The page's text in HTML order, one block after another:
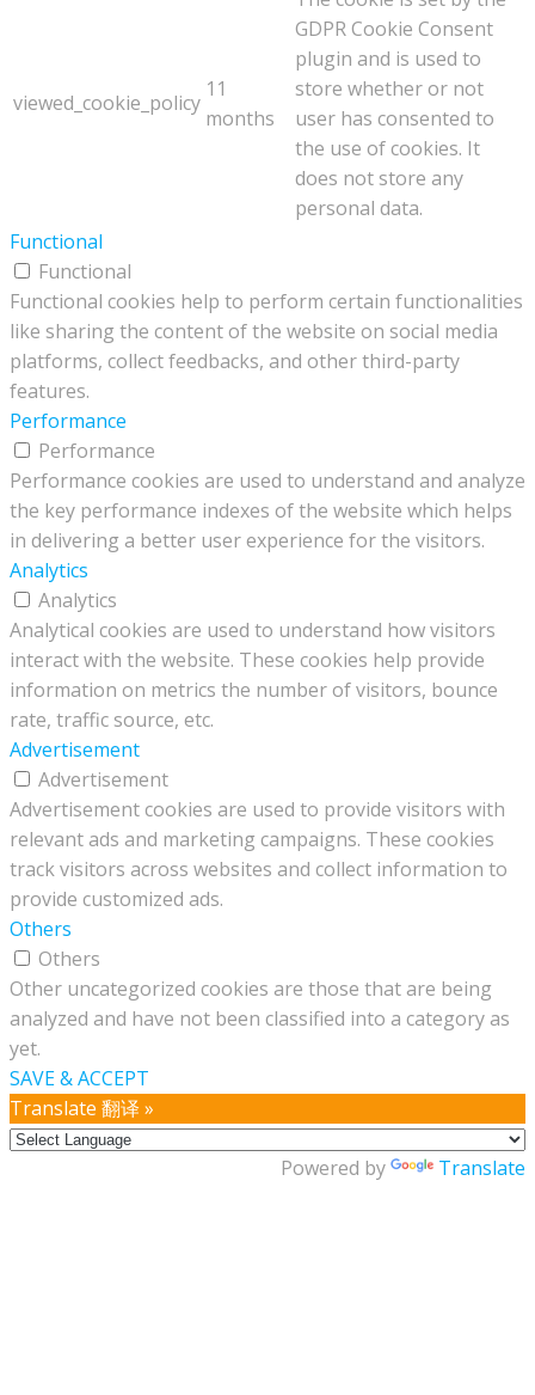
viewed_cookie_policy
11
months
GDPR Cookie Consent
plugin and is used to
store whether or not
user has consented to
the use of cookies. It
does not store any
personal data.
Functional
Functional
Functional cookies help to perform certain functionalities
like sharing the content of the website on social media
platforms, collect feedbacks, and other third-party
features.
Performance
Performance
Performance cookies are used to understand and analyze
the key performance indexes of the website which helps
in delivering a better user experience for the visitors.
Analytics
Analytics
Analytical cookies are used to understand how visitors
interact with the website. These cookies help provide
information on metrics the number of visitors, bounce
rate, traffic source, etc.
Advertisement
Advertisement
Advertisement cookies are used to provide visitors with
relevant ads and marketing campaigns. These cookies
track visitors across websites and collect information to
provide customized ads.
Others
Others
Other uncategorized cookies are those that are being
analyzed and have not been classified into a category as
yet.
SAVE & ACCEPT
Translate 翻译 »
Powered by Translate